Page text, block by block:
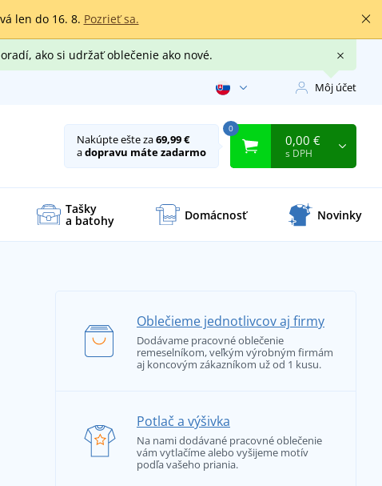
len do 16. 8. Pozrieť sa.
ako si udržať oblečenie ako nové.
Môj účet
Nakúpte ešte za69,99 €
adopravu máte zadarmo
0
0,00 €
s DPH
Tašky
a batohy Domácnosť Novinky
Oblečieme jednotlivcov aj firmy
Dodávame pracovné oblečenie
remeselníkom, veľkým výrobným firmám
aj koncovým zákazníkom už od 1 kusu.
Potlač a výšivka
Na nami dodávané pracovné oblečenie
vám vytlačíme alebo vyšijeme motív
podľa vašeho priania.